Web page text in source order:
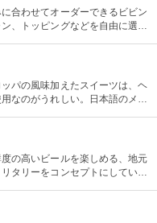
合わせてオーダーできるビビン
、トッピングなどを自由に選択
体にも良く、特に女性に人気で
パの風味加えたスイーツは、ヘ
なのがうれしい。日本語のメニ
の高いビールを楽しめる、地元
タリーをコンセプトにしていて
きのあなたには是非試してほし